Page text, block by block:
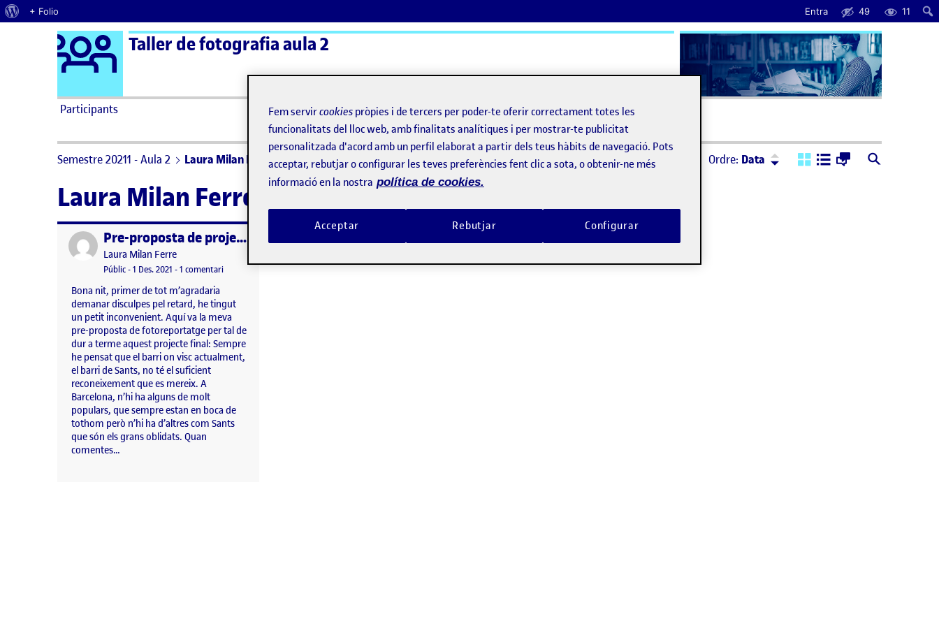
Quant al WordPress
+ Folio Entra 49 11
Saltar al contingut Logo Ágora
Taller de fotografia aula 2
Participants ActiFolios Ajuda
Semestre 20211 - Aula 2 Laura Milan Ferre Ordre: Data Ordre: Descendent
Laura Milan Ferre
Publicat per Pre-proposta de projecte fotogràfic
Publicat per
Laura Milan Ferre
Visibilitat:
Públic-Data de publicació
1 Des. 2021 -1 comentaria Pre-proposta de projecte fotogràfic
Bona nit, primer de tot m’agradaria
demanar disculpes pel retard, he tingut
un petit inconvenient. Aquí va la meva
pre-proposta de fotoreportatge per tal de
dur a terme aquest projecte final: Sempre
he pensat que el barri on visc actualment,
el barri de Sants, no té el suficient
reconeixement que es mereix. A
Barcelona, n’hi ha alguns de molt
populars, que sempre estan en boca de
tothom però n’hi ha d’altres com Sants
que són els grans oblidats. Quan
comentes…
Fem servircookies pròpies i de tercers per poder-te oferir correctament totes les
funcionalitats del lloc web, amb finalitats analítiques i per mostrar-te publicitat
personalitzada d'acord amb un perfil elaborat a partir dels teus hàbits de navegació. Pots
acceptar, rebutjar o configurar les teves preferències fent clic a sota, o obtenir-ne més
informació en la nostra política de cookies.
Rebutjar
Acceptar Configurar